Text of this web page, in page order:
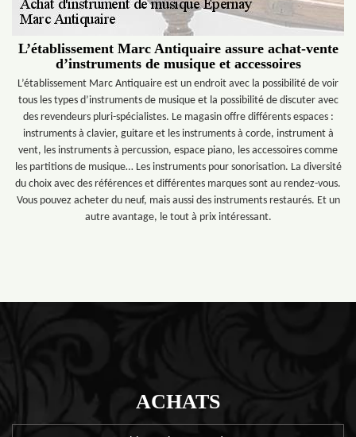
L’établissement Marc Antiquaire assure achat-vente
d’instruments de musique et accessoires
L’établissement Marc Antiquaire est un endroit avec la possibilité de voir
tous les types d’instruments de musique et la possibilité de discuter avec
des revendeurs pluri-spécialistes. Le magasin offre différents espaces :
instruments à clavier, guitare et les instruments à corde, instrument à
vent, les instruments à percussion, espace piano, les accessoires comme
les partitions de musique… Les instruments pour sonorisation. La diversité
du choix avec des références et différentes marques sont au rendez-vous.
Vous pouvez acheter du neuf, mais aussi des instruments restaurés. Et un
autre avantage, le tout à prix intéressant.
ACHATS